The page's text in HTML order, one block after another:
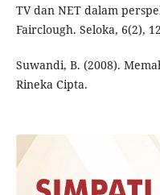
TV dan NET dalam
Fairclough. Seloka, 6(2),
Suwandi, B. (2008).
Rineka Cipta.